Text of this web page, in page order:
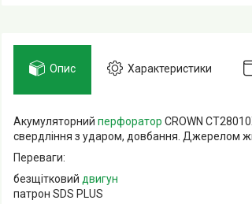
Опис Характеристики
Акумуляторний перфоратор CROWN
свердління з ударом, довбання. Джерелом
Переваги:
безщітковий двигун
патрон SDS PLUS